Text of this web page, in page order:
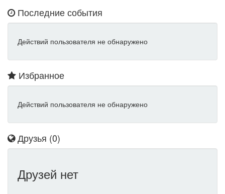
Последние события
Действий пользователя не обнаружено
Избранное
Действий пользователя не обнаружено
Друзья (0)
Друзей нет